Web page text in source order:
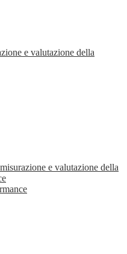
e valutazione della
e valutazione della